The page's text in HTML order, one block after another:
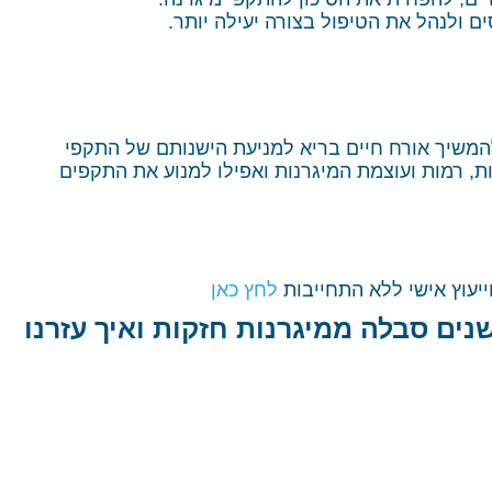
ולנהל את הטיפול בצורה יעילה יותר.
אורח חיים בריא למניעת הישנותם של התקפי
רמות ועוצמת המיגרנות ואפילו למנוע את התקפים
לחץ כאן
סבלה ממיגרנות חזקות ואיך עזרנו